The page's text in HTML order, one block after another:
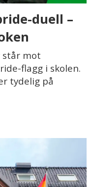
duell –
står mot
flagg i skolen.
tydelig på